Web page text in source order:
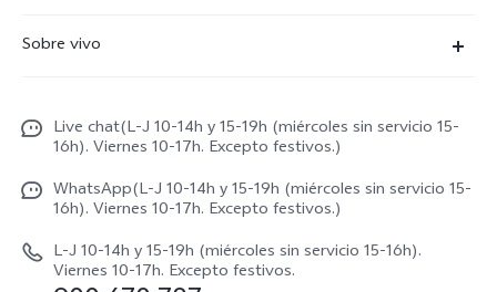
X300
V70 5G
V70 FE
V70 Lite 5G
Y31 5G
Autenticación de IMEI
Gestión de reparaciones
Manual de usuario
Actualización de sistema
Sobre vivo
Netiqueta vivo
Avisos legales
Acerca de nosotros
Sostenibilidad
Live chat(L-J 10-14h y 15-19h (miércoles sin servicio 15-
16h). Viernes 10-17h. Excepto festivos.)
WhatsApp(L-J 10-14h y 15-19h (miércoles sin servicio 15-
16h). Viernes 10-17h. Excepto festivos.)
L-J 10-14h y 15-19h (miércoles sin servicio 15-16h).
Viernes 10-17h. Excepto festivos.